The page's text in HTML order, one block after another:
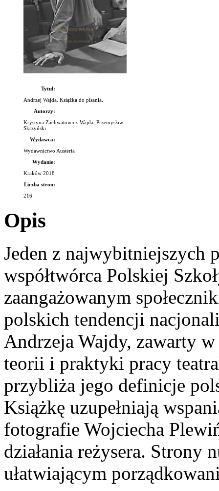
Tytuł:
Andrzej Wajda. Książka do pisania.
Autorzy:
Krystyna Zachwatowicz-Wajda, Przemysław
Skrzyński
Wydawca:
Wydawnictwo Austeria
Wydanie:
Kraków 2018
Liczba stron:
216
Opis
Jeden z najwybitniejszych
współtwórca Polskiej
zaangażowanym
polskich tendencji
Andrzeja Wajdy, zawarty
teorii i praktyki pracy
przybliża jego definicje
Książkę uzupełniają
fotografie Wojciecha
działania reżysera. Strony
ułatwiającym